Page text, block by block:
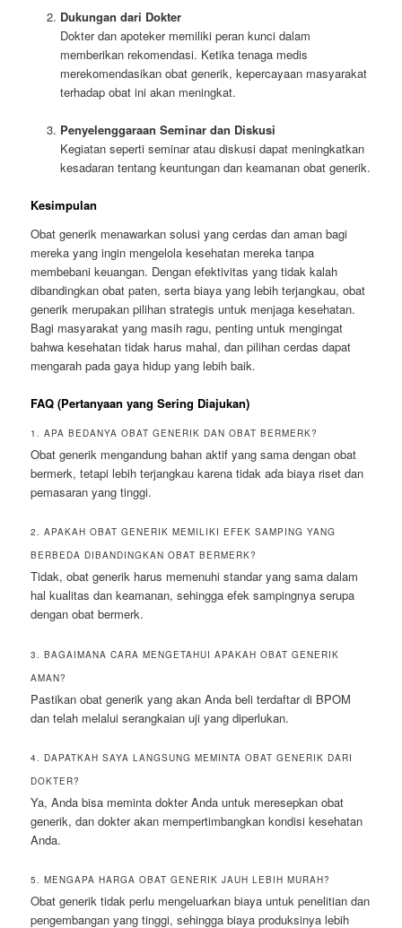
Dukungan dari Dokter
Dokter dan apoteker memiliki peran kunci dalam
memberikan rekomendasi. Ketika tenaga medis
merekomendasikan obat generik, kepercayaan masyarakat
terhadap obat ini akan meningkat.
Penyelenggaraan Seminar dan Diskusi
Kegiatan seperti seminar atau diskusi dapat meningkatkan
kesadaran tentang keuntungan dan keamanan obat generik.
Kesimpulan
Obat generik menawarkan solusi yang cerdas dan aman bagi
mereka yang ingin mengelola kesehatan mereka tanpa
membebani keuangan. Dengan efektivitas yang tidak kalah
dibandingkan obat paten, serta biaya yang lebih terjangkau, obat
generik merupakan pilihan strategis untuk menjaga kesehatan.
Bagi masyarakat yang masih ragu, penting untuk mengingat
bahwa kesehatan tidak harus mahal, dan pilihan cerdas dapat
mengarah pada gaya hidup yang lebih baik.
FAQ (Pertanyaan yang Sering Diajukan)
1. APA BEDANYA OBAT GENERIK DAN OBAT BERMERK?
Obat generik mengandung bahan aktif yang sama dengan obat
bermerk, tetapi lebih terjangkau karena tidak ada biaya riset dan
pemasaran yang tinggi.
2. APAKAH OBAT GENERIK MEMILIKI EFEK SAMPING YANG
BERBEDA DIBANDINGKAN OBAT BERMERK?
Tidak, obat generik harus memenuhi standar yang sama dalam
hal kualitas dan keamanan, sehingga efek sampingnya serupa
dengan obat bermerk.
3. BAGAIMANA CARA MENGETAHUI APAKAH OBAT GENERIK
AMAN?
Pastikan obat generik yang akan Anda beli terdaftar di BPOM
dan telah melalui serangkaian uji yang diperlukan.
4. DAPATKAH SAYA LANGSUNG MEMINTA OBAT GENERIK DARI
DOKTER?
Ya, Anda bisa meminta dokter Anda untuk meresepkan obat
generik, dan dokter akan mempertimbangkan kondisi kesehatan
Anda.
5. MENGAPA HARGA OBAT GENERIK JAUH LEBIH MURAH?
Obat generik tidak perlu mengeluarkan biaya untuk penelitian dan
pengembangan yang tinggi, sehingga biaya produksinya lebih